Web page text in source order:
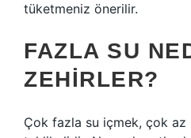
tüketmeniz önerilir.
FAZLA SU
ZEHIRLER?
Çok fazla su içmek, çok az